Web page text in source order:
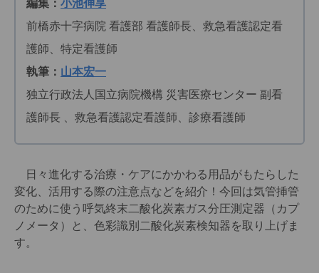
編集： 小池伸享
前橋赤十字病院 看護部 看護師長、救急看護認定看
護師、特定看護師
執筆： 山本宏一
独立行政法人国立病院機構 災害医療センター 副看
護師長 、救急看護認定看護師、診療看護師
日々進化する治療・ケアにかかわる用品がもたらした
変化、活用する際の注意点などを紹介！今回は気管挿管
のために使う呼気終末二酸化炭素ガス分圧測定器（カプ
ノメータ）と、色彩識別二酸化炭素検知器を取り上げま
す。